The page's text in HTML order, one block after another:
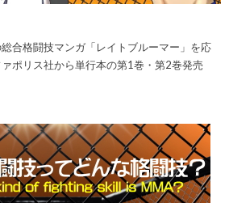
合格闘技マンガ「レイトブルーマー」を応
ポリス社から単行本の第1巻・第2巻発売